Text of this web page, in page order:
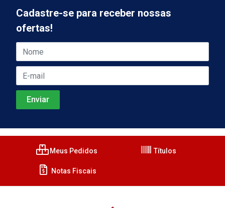
Cadastre-se para receber nossas
ofertas!
Meus Pedidos Títulos
Notas Fiscais